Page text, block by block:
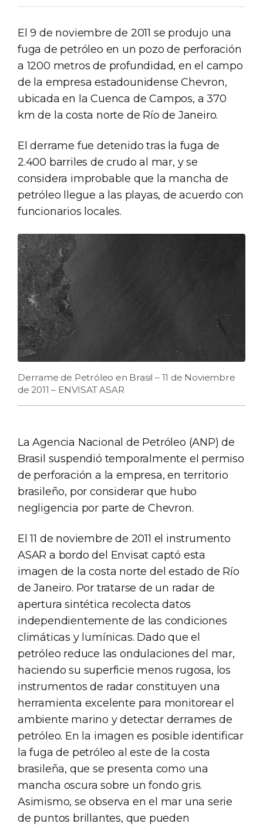
El 9 de noviembre de 2011 se produjo una
fuga de petróleo en un pozo de perforación
a 1200 metros de profundidad, en el campo
de la empresa estadounidense Chevron,
ubicada en la Cuenca de Campos, a 370
km de la costa norte de Río de Janeiro.
El derrame fue detenido tras la fuga de
2.400 barriles de crudo al mar, y se
considera improbable que la mancha de
petróleo llegue a las playas, de acuerdo con
funcionarios locales.
Derrame de Petróleo en Brasil – 11 de Noviembre
de 2011 – ENVISAT ASAR
La Agencia Nacional de Petróleo (ANP) de
Brasil suspendió temporalmente el permiso
de perforación a la empresa, en territorio
brasileño, por considerar que hubo
negligencia por parte de Chevron.
El 11 de noviembre de 2011 el instrumento
ASAR a bordo del Envisat captó esta
imagen de la costa norte del estado de Río
de Janeiro. Por tratarse de un radar de
apertura sintética recolecta datos
independientemente de las condiciones
climáticas y lumínicas. Dado que el
petróleo reduce las ondulaciones del mar,
haciendo su superficie menos rugosa, los
instrumentos de radar constituyen una
herramienta excelente para monitorear el
ambiente marino y detectar derrames de
petróleo. En la imagen es posible identificar
la fuga de petróleo al este de la costa
brasileña, que se presenta como una
mancha oscura sobre un fondo gris.
Asimismo, se observa en el mar una serie
de puntos brillantes, que pueden